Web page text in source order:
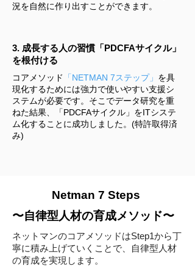
況を自然に作り出すことができます。
3. 成長する人の習慣「PDCFAサイクル」
を根付ける
コアメソッド 「NETMAN 7ステップ」 を具
現化するためには強力で使いやすい支援シ
ステムが必要です。そこでデータ研究を重
ねた結果、「PDCFAサイクル」をITシステ
ム化することに成功しました。(特許取得済
み)
Netman 7 Steps
〜自律型人材の育成メソッド〜
ネットマンのコアメソッドはStep1から丁
寧に積み上げていくことで、自律型人材
の育成を実現します。